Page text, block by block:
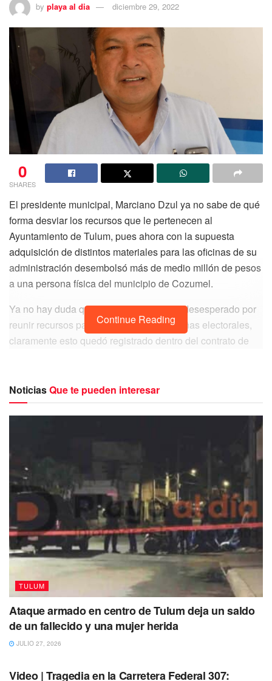
by playa al dia diciembre 29, 2022
0
SHARES
El presidente municipal, Marciano Dzul ya no sabe de qué
forma desviar los recursos que le pertenecen al
Ayuntamiento de Tulum, pues ahora con la supuesta
adquisición de distintos materiales para las oficinas de su
administración desembolsó más de medio millón de pesos
a una persona física del municipio de Cozumel.
Ya no hay duda que Marciano Dzul está desesperado por
reunir recursos para las próximas campañas electorales,
claramente esto quedó registrado dentro del contrato de
Tulum, representado por su presidente municipal;
acompañado de Diego Castañón Trejo, tesorero municipal;
Bernabé Antonio Miranda Miranda, oficial mayor; Edwin
Generales; y, por otra parte, la persona física de nombre
Carlos Armando Herrera Trejo.
Continue Reading
NoticiasQue te pueden interesar
TULUM
Ataque armado en centro de Tulum deja un saldo
de un fallecido y una mujer herida
JULIO 27, 2026
Video | Tragedia en la Carretera Federal 307: